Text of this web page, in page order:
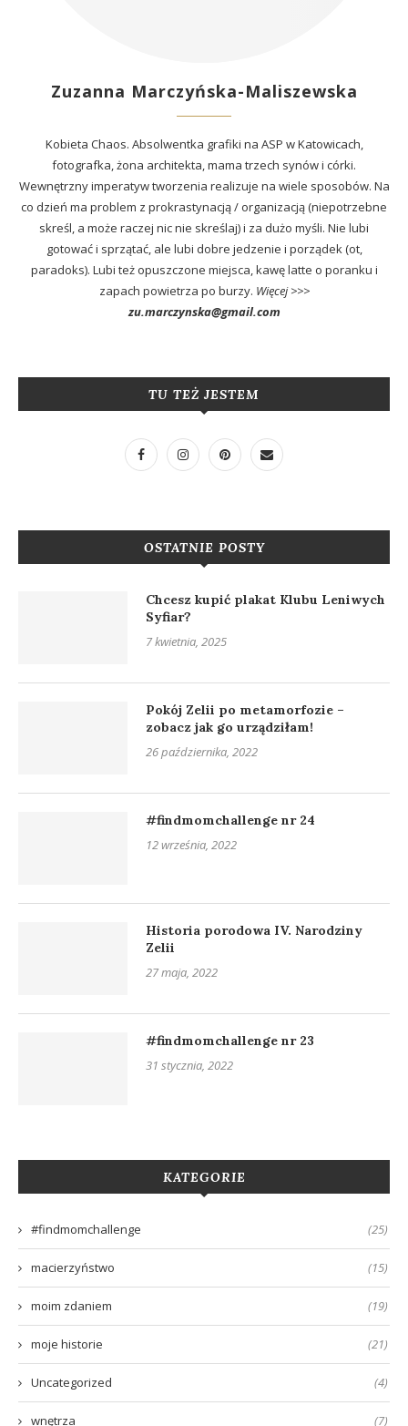
Zuzanna Marczyńska-Maliszewska
Kobieta Chaos. Absolwentka grafiki na ASP w Katowicach,
fotografka, żona architekta, mama trzech synów i córki.
Wewnętrzny imperatyw tworzenia realizuje na wiele sposobów. Na
co dzień ma problem z prokrastynacją / organizacją (niepotrzebne
skreśl, a może raczej nic nie skreślaj) i za dużo myśli. Nie lubi
gotować i sprzątać, ale lubi dobre jedzenie i porządek (ot,
paradoks). Lubi też opuszczone miejsca, kawę latte o poranku i
zapach powietrza po burzy. Więcej >>>
zu.marczynska@gmail.com
TU TEŻ JESTEM
OSTATNIE POSTY
Chcesz kupić plakat Klubu Leniwych
Syfiar?
7 kwietnia, 2025
Pokój Zelii po metamorfozie –
zobacz jak go urządziłam!
26 października, 2022
#findmomchallenge nr 24
12 września, 2022
Historia porodowa IV. Narodziny
Zelii
27 maja, 2022
#findmomchallenge nr 23
31 stycznia, 2022
KATEGORIE
#findmomchallenge (25)
macierzyństwo (15)
moim zdaniem (19)
moje historie (21)
Uncategorized (4)
wnętrza (7)